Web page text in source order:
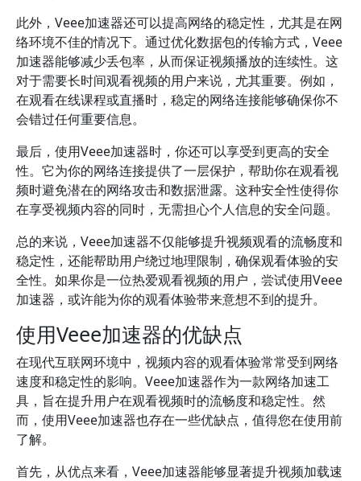
此外，Veee加速器还可以提高网络的稳定性，尤其是在网
络环境不佳的情况下。通过优化数据包的传输方式，Veee
加速器能够减少丢包率，从而保证视频播放的连续性。这
对于需要长时间观看视频的用户来说，尤其重要。例如，
在观看在线课程或直播时，稳定的网络连接能够确保你不
会错过任何重要信息。
最后，使用Veee加速器时，你还可以享受到更高的安全
性。它为你的网络连接提供了一层保护，帮助你在观看视
频时避免潜在的网络攻击和数据泄露。这种安全性使得你
在享受视频内容的同时，无需担心个人信息的安全问题。
总的来说，Veee加速器不仅能够提升视频观看的流畅度和
稳定性，还能帮助用户绕过地理限制，确保观看体验的安
全性。如果你是一位热爱观看视频的用户，尝试使用Veee
加速器，或许能为你的观看体验带来意想不到的提升。
使用Veee加速器的优缺点
在现代互联网环境中，视频内容的观看体验常常受到网络
速度和稳定性的影响。Veee加速器作为一款网络加速工
具，旨在提升用户在观看视频时的流畅度和稳定性。然
而，使用Veee加速器也存在一些优缺点，值得您在使用前
了解。
首先，从优点来看，Veee加速器能够显著提升视频加载速